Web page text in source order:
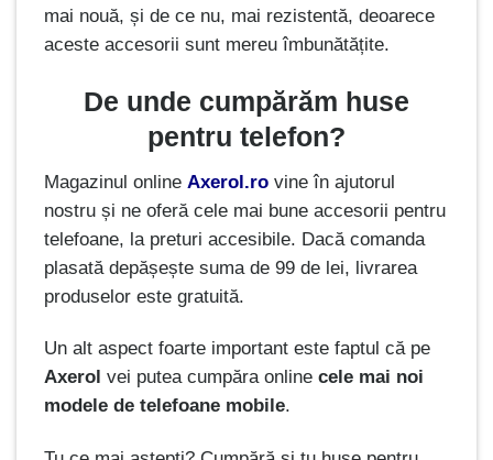
mai nouă, și de ce nu, mai rezistentă, deoarece
aceste accesorii sunt mereu îmbunătățite.
De unde cumpărăm huse
pentru telefon?
Magazinul online Axerol.ro vine în ajutorul
nostru și ne oferă cele mai bune accesorii pentru
telefoane, la preturi accesibile. Dacă comanda
plasată depășește suma de 99 de lei, livrarea
produselor este gratuită.
Un alt aspect foarte important este faptul că pe
Axerol vei putea cumpăra onlinecele mai noi
modele de telefoane mobile.